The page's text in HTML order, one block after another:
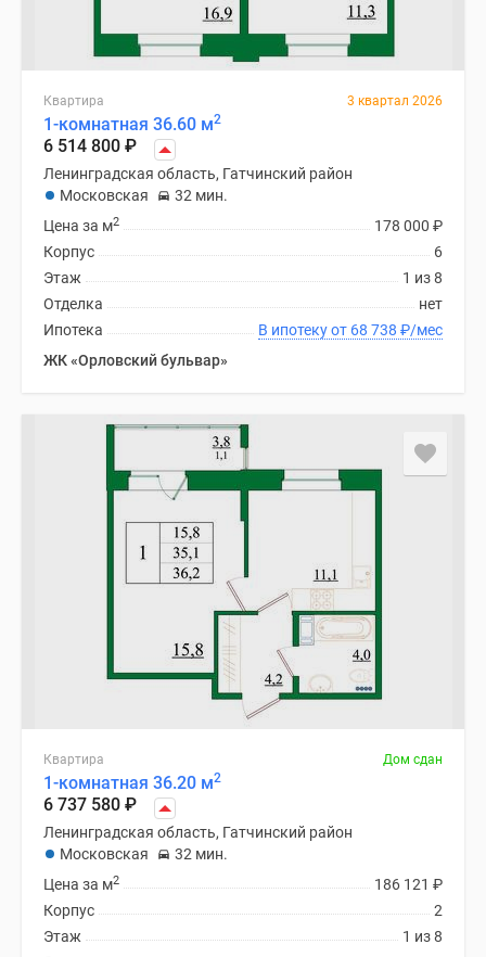
Квартира 3 квартал 2026
1-комнатная 36.60 м2
6 514 800 ₽
Ленинградская область, Гатчинский район
Московская
32 мин.
178 000 ₽
Цена за м2
6
Корпус
1 из 8
Этаж
нет
Отделка
В ипотеку от 68 738 ₽/мес
Ипотека
ЖК «Орловский бульвар»
Квартира Дом сдан
1-комнатная 36.20 м2
6 737 580 ₽
Ленинградская область, Гатчинский район
Московская
32 мин.
186 121 ₽
Цена за м2
2
Корпус
1 из 8
Этаж